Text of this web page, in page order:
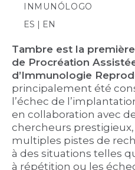
INMUNÓLOGO
ES | EN
Tambre est la
de Procréation
d’Immunologie
principalement été
l’échec de
en collaboration avec
chercheurs
multiples pistes de
à des situations telles
à répétition ou les